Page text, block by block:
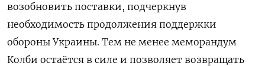
возобновить поставки, подчеркнув
необходимость продолжения поддержки
обороны Украины. Тем не менее меморандум
Колби остаётся в силе и позволяет возвращать